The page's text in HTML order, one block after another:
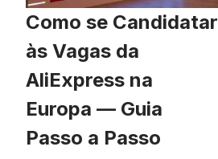
Como se Candidatar
às Vagas da
AliExpress na
Europa — Guia
Passo a Passo